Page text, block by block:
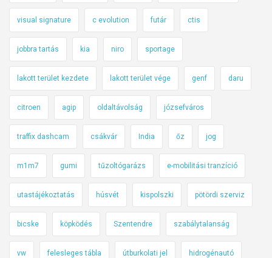
visual signature c evolution futár ctis
jobbra tartás kia niro sportage
lakott terület kezdete lakott terület vége genf daru
citroen agip oldaltávolság józsefváros
traffix dashcam csákvár India őz jog
m1m7 gumi tűzoltógarázs e-mobilitási tranzíció
utastájékoztatás húsvét kispolszki pötördi szerviz
bicske köpködés Szentendre szabálytalanság
vw felesleges tábla útburkolati jel hidrogénautó